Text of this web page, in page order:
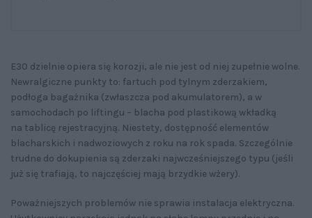
E30 dzielnie opiera się korozji, ale nie jest od niej zupełnie wolne.
Newralgiczne punkty to: fartuch pod tylnym zderzakiem,
podłoga bagażnika (zwłaszcza pod akumulatorem), a w
samochodach po liftingu – blacha pod plastikową wkładką
na tablicę rejestracyjną. Niestety, dostępność elementów
blacharskich i nadwoziowych z roku na rok spada. Szczególnie
trudne do dokupienia są zderzaki najwcześniejszego typu (jeśli
już się trafiają, to najczęściej mają brzydkie wżery).
Poważniejszych problemów nie sprawia instalacja elektryczna.